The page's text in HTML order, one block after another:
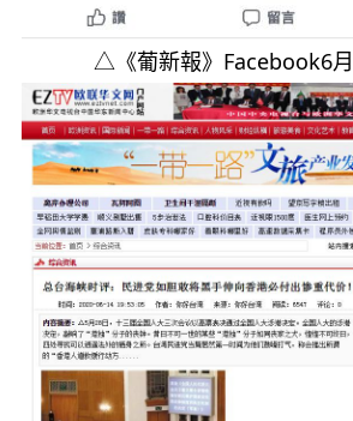
△《葡新報》Facebook6